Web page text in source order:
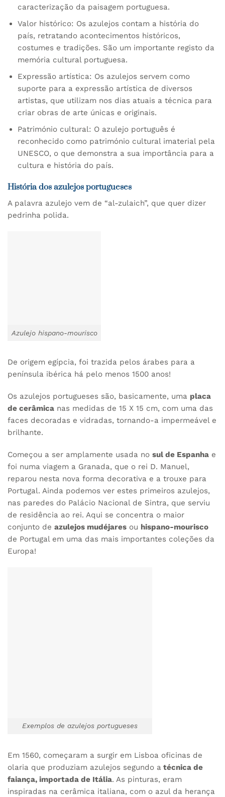
caracterização da paisagem portuguesa.
Valor histórico: Os azulejos contam a história do
país, retratando acontecimentos históricos,
costumes e tradições. São um importante registo da
memória cultural portuguesa.
Expressão artística: Os azulejos servem como
suporte para a expressão artística de diversos
artistas, que utilizam nos dias atuais a técnica para
criar obras de arte únicas e originais.
Património cultural: O azulejo português é
reconhecido como património cultural imaterial pela
UNESCO, o que demonstra a sua importância para a
cultura e história do país.
História dos azulejos portugueses
A palavra azulejo vem de “al-zulaich”, que quer dizer
pedrinha polida.
Azulejo hispano-mourisco
De origem egípcia, foi trazida pelos árabes para a
península ibérica há pelo menos 1500 anos!
Os azulejos portugueses são, basicamente, uma placa
de cerâmica nas medidas de 15 X 15 cm, com uma das
faces decoradas e vidradas, tornando-a impermeável e
brilhante.
Começou a ser amplamente usada no sul de Espanha e
foi numa viagem a Granada, que o rei D. Manuel,
reparou nesta nova forma decorativa e a trouxe para
Portugal. Ainda podemos ver estes primeiros azulejos,
nas paredes do Palácio Nacional de Sintra, que serviu
de residência ao rei. Aqui se concentra o maior
conjunto de azulejos mudéjares ou hispano-mourisco
de Portugal em uma das mais importantes coleções da
Europa!
Exemplos de azulejos portugueses
Em 1560, começaram a surgir em Lisboa oficinas de
olaria que produziam azulejos segundo a técnica de
faiança, importada de Itália. As pinturas, eram
inspiradas na cerâmica italiana, com o azul da herança